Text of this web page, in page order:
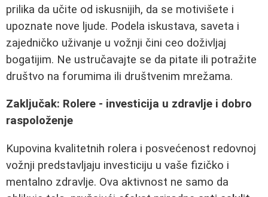
prilika da učite od iskusnijih, da se motivišete i
upoznate nove ljude. Podela iskustava, saveta i
zajedničko uživanje u vožnji čini ceo doživljaj
bogatijim. Ne ustručavajte se da pitate ili potražite
društvo na forumima ili društvenim mrežama.
Zaključak: Rolere - investicija u zdravlje i dobro
raspoloženje
Kupovina kvalitetnih rolera i posvećenost redovnoj
vožnji predstavljaju investiciju u vaše fizičko i
mentalno zdravlje. Ova aktivnost ne samo da